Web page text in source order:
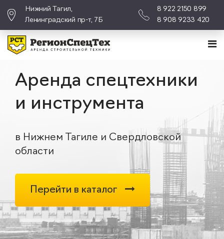
Нижний Тагил,
Ленинградский пр-т, 7Б
8 922 2150 899
8 908 9233 420
Аренда спецтехники
и инструмента
в Нижнем Тагиле и Свердловской
области
Перейти в каталог